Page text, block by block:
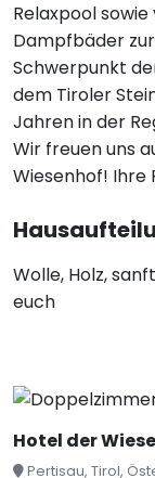
Relaxpool
Dampfbäder
Schwerpunkt
dem Tiroler
Jahren in der
Wir freuen uns
Wiesenhof! Ihre
Wolle, Holz,
euch
Hotel der
Pertisau, Tirol,